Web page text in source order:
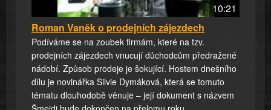
10:21
Roman Vaněk o prodejních zájezdech
Podíváme se na zoubek firmám, které na tzv.
prodejních zájezdech vnucují důchodcům předražené
nádobí. Způsob prodeje je šokující. Hostem dnešního
dílu je novinářka Silvie Dymáková, která se tomuto
tématu dlouhodobě věnuje – její dokument s názvem